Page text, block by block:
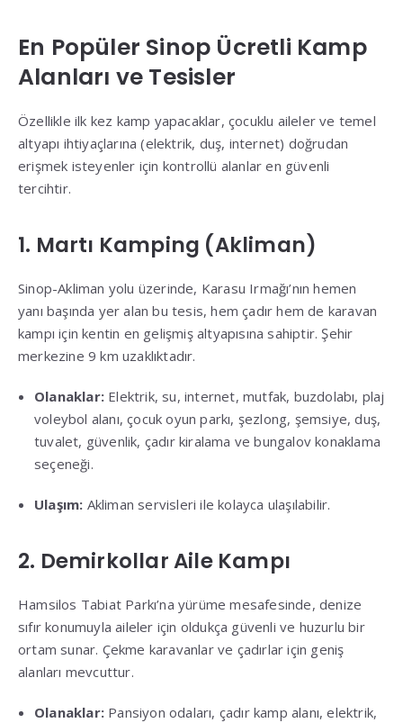
En Popüler Sinop Ücretli Kamp
Alanları ve Tesisler
Özellikle ilk kez kamp yapacaklar, çocuklu aileler ve temel
altyapı ihtiyaçlarına (elektrik, duş, internet) doğrudan
erişmek isteyenler için kontrollü alanlar en güvenli
tercihtir.
1. Martı Kamping (Akliman)
Sinop-Akliman yolu üzerinde, Karasu Irmağı’nın hemen
yanı başında yer alan bu tesis, hem çadır hem de karavan
kampı için kentin en gelişmiş altyapısına sahiptir.Şehir
merkezine 9 km uzaklıktadır.
Olanaklar: Elektrik, su, internet, mutfak, buzdolabı, plaj
voleybol alanı, çocuk oyun parkı, şezlong, şemsiye, duş,
tuvalet, güvenlik, çadır kiralama ve bungalov konaklama
seçeneği.
Ulaşım: Akliman servisleri ile kolayca ulaşılabilir.
2. Demirkollar Aile Kampı
Hamsilos Tabiat Parkı’na yürüme mesafesinde, denize
sıfır konumuyla aileler için oldukça güvenli ve huzurlu bir
ortam sunar. Çekme karavanlar ve çadırlar için geniş
alanları mevcuttur.
Olanaklar: Pansiyon odaları, çadır kamp alanı, elektrik,